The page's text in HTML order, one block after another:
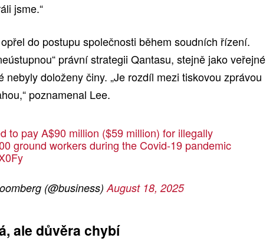
jsme.“
do postupu společnosti během soudních řízení.
právní strategii Qantasu, stejně jako veřejné
nebyly doloženy činy. „Je rozdíl mezi tiskovou zprávou
poznamenal Lee.
to pay A$90 million ($59 million) for illegally
ground workers during the Covid-19 pandemic
(@business)August 18, 2025
ale důvěra chybí